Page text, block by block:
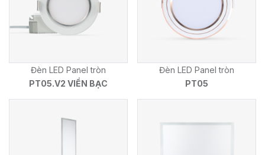
Đèn LED Panel tròn
PT05.V2 VIỀN BẠC
Đèn LED Panel tròn
PT05